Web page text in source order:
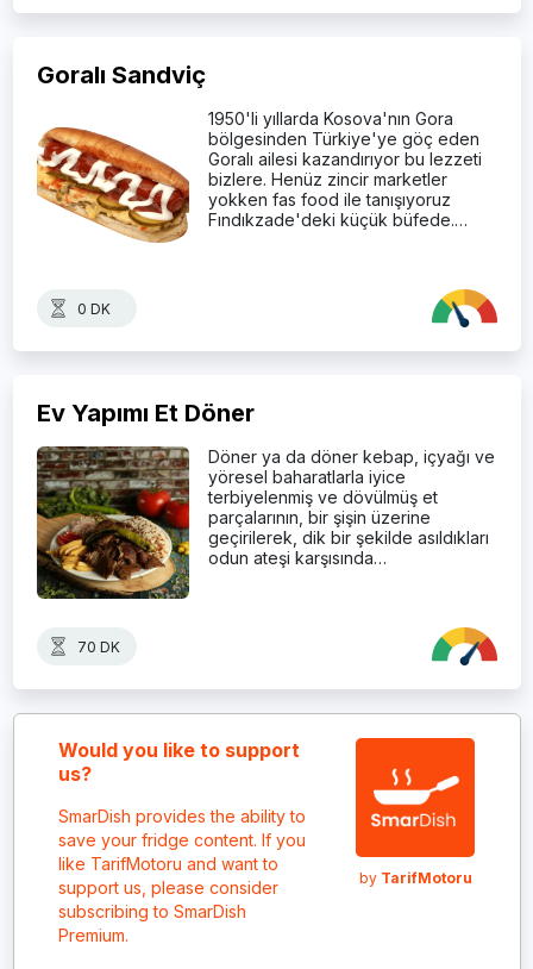
Goralı Sandviç
1950'li yıllarda Kosova'nın Gora
bölgesinden Türkiye'ye göç eden
Goralı ailesi kazandırıyor bu lezzeti
bizlere. Henüz zincir marketler
yokken fas food ile tanışıyoruz
Fındıkzade'deki küçük büfede.…
0 DK
Ev Yapımı Et Döner
Döner ya da döner kebap, içyağı ve
yöresel baharatlarla iyice
terbiyelenmiş ve dövülmüş et
parçalarının, bir şişin üzerine
geçirilerek, dik bir şekilde asıldıkları
odun ateşi karşısında…
70 DK
Would you like to support
us?
SmarDish provides the ability to
save your fridge content. If you
like TarifMotoru and want to
support us, please consider
subscribing to SmarDish
Premium.
by TarifMotoru